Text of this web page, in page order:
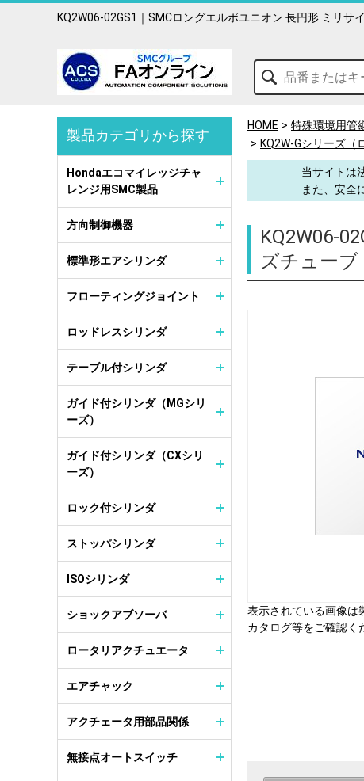
KQ2W06-02GS1｜SMCロングエルボユニオン 長円形 ミリ
HOME 特殊環境用管
KQ2W-Gシリーズ（
当サイトは
また、安全
KQ2W06-
ズチュー
表示されている画像は
カタログ等をご確認く
製品カテゴリから探す
Hondaエコマイレッジチャ
レンジ用SMC製品
方向制御機器
標準形エアシリンダ
フローティングジョイント
ロッドレスシリンダ
テーブル付シリンダ
ガイド付シリンダ（MGシリ
ーズ）
ガイド付シリンダ（CXシリ
ーズ）
ロック付シリンダ
ストッパシリンダ
ISOシリンダ
ショックアブソーバ
ロータリアクチュエータ
エアチャック
アクチェータ用部品関係
無接点オートスイッチ